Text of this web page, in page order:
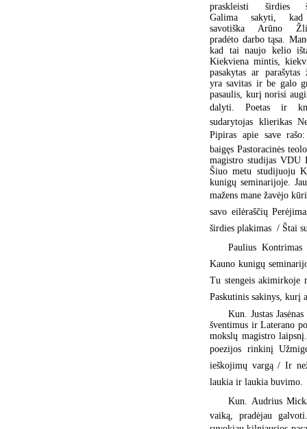
praskleisti širdies
Galima sakyti,
savotiška Arūno
pradėto darbo tąsa.
kad tai naujo kelio
Kiekviena mintis,
pasakytas ar parašytas
yra savitas ir be galo
pasaulis, kurį norisi
dalyti. Poetas ir
sudarytojas klierikas
Pipiras apie save rašo:
baigęs Pastoracinės
magistro studijas VDU
Šiuo metu studijuoju
kunigų seminarijoje.
mažens mane žavėjo
savo eilėraščių
širdies plakimas  / Štai
Paulius Kontrimas
Kauno kunigų
Tu stengeis
Paskutinis sakinys, kurį
Kun. Justas
šventimus ir Laterano
mokslų magistro
poezijos rinkinį
ieškojimų vargą / Ir
laukia ir laukia buvimo.
Kun. Audrius
vaiką, pradėjau